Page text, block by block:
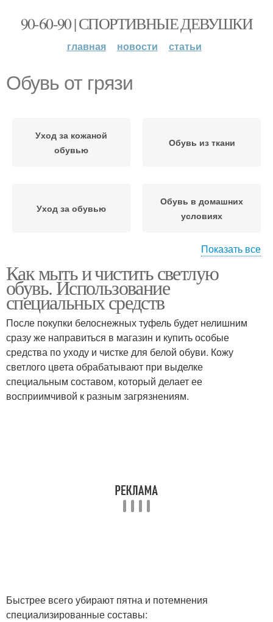
90-60-90 | СПОРТИВНЫЕ ДЕВУШКИ
главная новости статьи
Обувь от грязи
Уход за кожаной
обувью
Обувь из ткани
Уход за обувью
Обувь в домашних
условиях
Обувь от пятен Кожаная обувь
Лакированная обувь Белая обувь
Показать все
Как мыть и чистить светлую
обувь. Использование
специальных средств
После покупки белоснежных туфель будет нелишним
сразу же направиться в магазин и купить особые
средства по уходу и чистке для белой обуви. Кожу
светлого цвета обрабатывают при выделке
специальным составом, который делает ее
восприимчивой к разным загрязнениям.
Быстрее всего убирают пятна и потемнения
специализированные составы: